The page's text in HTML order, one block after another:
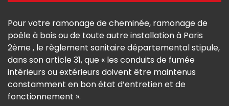
Pour votre ramonage de cheminée, ramonage de
poêle à bois ou de toute autre installation à Paris
2ème , le règlement sanitaire départemental stipule,
dans son article 31, que « les conduits de fumée
intérieurs ou extérieurs doivent être maintenus
constamment en bon état d’entretien et de
fonctionnement ».